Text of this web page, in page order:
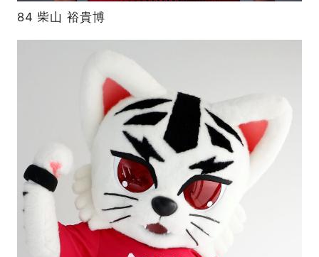
84 柴山 裕貴博